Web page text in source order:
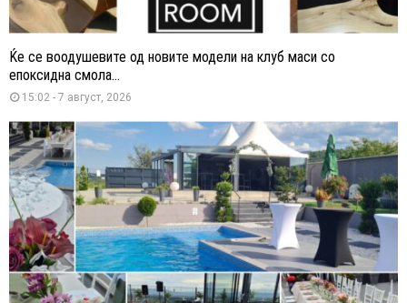
Ќе се воодушевите од новите модели на клуб маси со
епоксидна смола...
15:02 - 7 август, 2026